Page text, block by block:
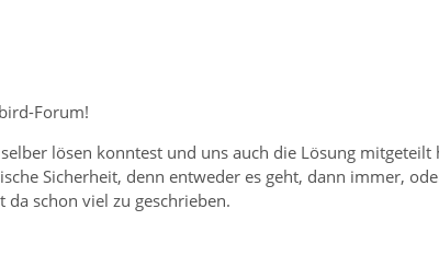
Forum!
lösen konntest und uns auch die Lösung mitgeteilt
Sicherheit, denn entweder es geht, dann immer,
da schon viel zu geschrieben.